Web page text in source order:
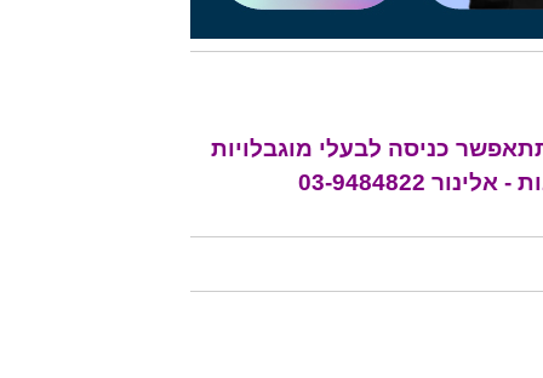
כניסה לבעלי מוגבלויות